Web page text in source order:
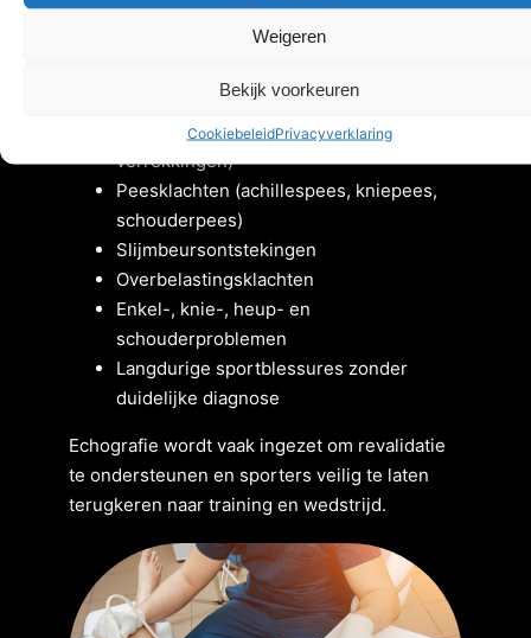
Weigeren
Bekijk voorkeuren
CookiebeleidPrivacyverklaring
Met echografie kunnen we
Spierblessures (scheurtjes,
verrekkingen)
Peesklachten (achillespees, kniepees,
schouderpees)
Slijmbeursontstekingen
Overbelastingsklachten
Enkel-, knie-, heup- en
schouderproblemen
Langdurige sportblessures zonder
duidelijke diagnose
Echografie wordt vaak ingezet om revalidatie
te ondersteunen en sporters veilig te laten
terugkeren naar training en wedstrijd.